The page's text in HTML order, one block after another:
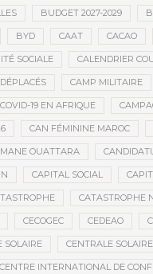
BUDGET 2027-2029
BYD CAAT CACAO
SOCIALE CALENDRIER
CAMP MILITAIRE
19 EN AFRIQUE
CAN FÉMININE MAROC
OUATTARA
CAPITAL SOCIAL
CATASTROPHE
CECOGEC CEDEAO
SOLAIRE CENTRALE
CENTRE INTERNATIONAL DE